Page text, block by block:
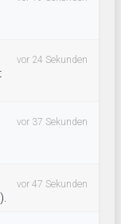
vor 24 Sekunden
vor 37 Sekunden
vor 47 Sekunden